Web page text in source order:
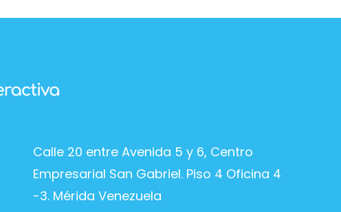
Calle 20 entre Avenida 5 y 6, Centro
Empresarial San Gabriel. Piso 4 Oficina 4
-3. Mérida Venezuela